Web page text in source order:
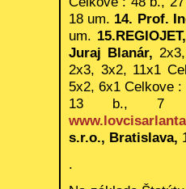
18 um. 14. Prof.
um.
Juraj Blanár,
2x3, 3x2, 11x1
5x2, 6x1 Celkove
13 b., 7
s.r.o., Bratislava,
.